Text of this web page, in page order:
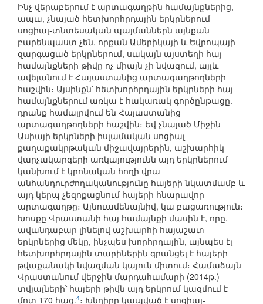
Ինչ վերաբերում է արտագաղթին համայնքներից,
ապա, չնայած հետխորհրդային երկրներում
սոցիալ-տնտեսական պայմաններն այնքան
բարենպաստ չեն, որքան Ամերիկայի և Եվրոպայի
զարգացած երկրներում, սակայն այստեղի հայ
համայնքների թիվը ոչ միայն չի նվազում, այլև
ավելանում է Հայաստանից արտագաղթողների
հաշվին։ Այսինքն՝ հետխորհրդային երկրների հայ
համայնքներում առկա է հակառակ գործընթացը.
դրանք համալրվում են Հայաստանից
արտագաղթողների հաշվին։ Եվ չնայած Միջին
Ասիայի երկրների իսլամական սոցիալ-
քաղաքակրթական միջավայրերին, աշխարհիկ
վարչակարգերի առկայությունն այդ երկրներում
կանխում է կրոնական հողի վրա
անհանդուրժողականությունը հայերի նկատմամբ և
այդ կերպ չեզոքացնում հայերի հնարավոր
արտագաղթը։ Այնուամենայնիվ, կա բացառություն։
Խոսքը Վրաստանի հայ համայնքի մասին է, որը,
ավանդաբար լինելով աշխարհի հայաշատ
երկրներից մեկը, ինչպես խորհրդային, այնպես էլ
հետխորհրդային տարիներին գրանցել է հայերի
թվաքանակի նվազման կայուն միտում։ Համաձայն
Վրաստանում վերջին մարդահամարի (2014թ.)
տվյալների՝ հայերի թիվն այդ երկրում կազմում է
մոտ 170 հազ.4։ Խնդիրը կապված է սոցիալ-